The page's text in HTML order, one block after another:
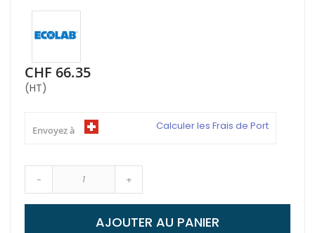
CHF 66.35
(HT)
Envoyez à Calculer les Frais de Port
- +
AJOUTER AU PANIER